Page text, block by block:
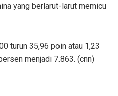
yang berlarut-larut memicu
turun 35,96 poin atau 1,23
menjadi 7.863. (cnn)